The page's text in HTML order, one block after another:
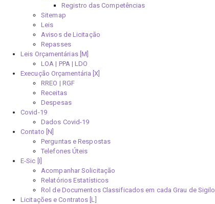
Registro das Competências
Sitemap
Leis
Avisos de Licitação
Repasses
Leis Orçamentárias [M]
LOA | PPA | LDO
Execução Orçamentária [X]
RREO | RGF
Receitas
Despesas
Covid-19
Dados Covid-19
Contato [N]
Perguntas e Respostas
Telefones Úteis
E-Sic [I]
Acompanhar Solicitação
Relatórios Estatísticos
Rol de Documentos Classificados em cada Grau de Sigilo
Licitações e Contratos [L]